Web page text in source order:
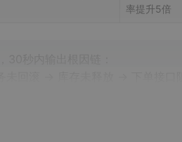
率提升5倍